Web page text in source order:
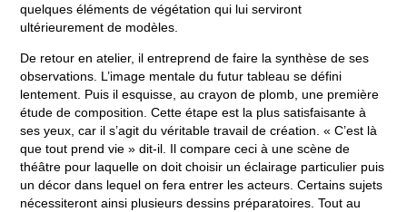
quelques éléments de végétation qui lui serviront
ultérieurement de modèles.
De retour en atelier, il entreprend de faire la synthèse de ses
observations. L’image mentale du futur tableau se défini
lentement. Puis il esquisse, au crayon de plomb, une première
étude de composition. Cette étape est la plus satisfaisante à
ses yeux, car il s’agit du véritable travail de création. « C’est là
que tout prend vie » dit-il. Il compare ceci à une scène de
théâtre pour laquelle on doit choisir un éclairage particulier puis
un décor dans lequel on fera entrer les acteurs. Certains sujets
nécessiteront ainsi plusieurs dessins préparatoires. Tout au